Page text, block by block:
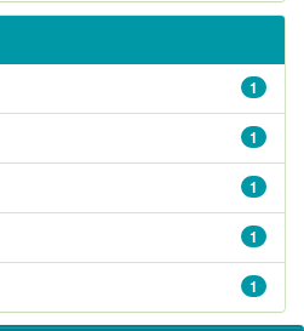
1
1
1
1
1